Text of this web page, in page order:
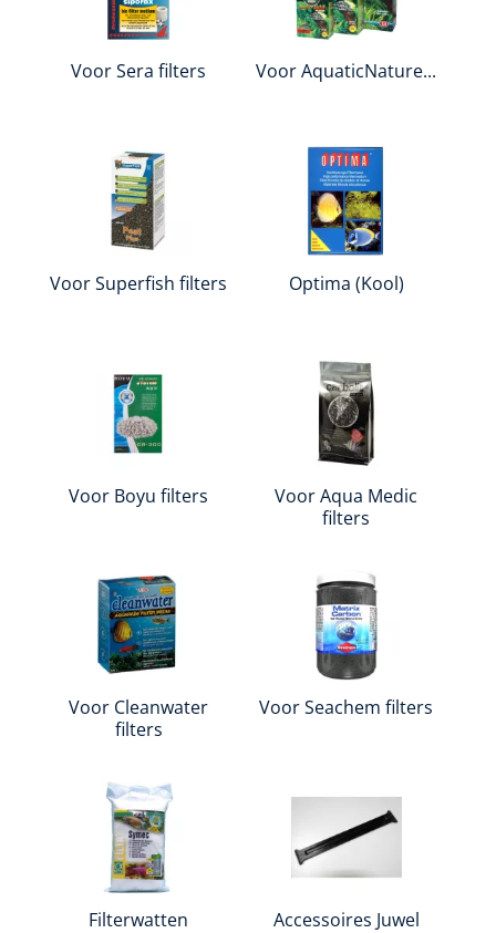
Voor Sera filters Voor AquaticNature...
Voor Superfish filters Optima (Kool)
Voor Boyu filters
Voor Aqua Medic
filters
Voor Cleanwater
filters
Voor Seachem filters
Filterwatten Accessoires Juwel